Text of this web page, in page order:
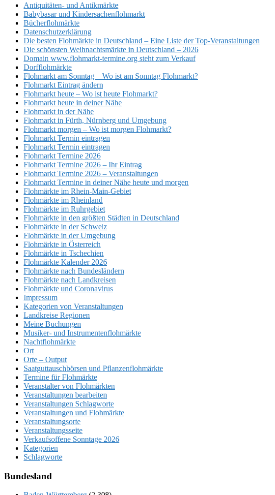
Antiquitäten- und Antikmärkte
Babybasar und Kindersachenflohmarkt
Bücherflohmärkte
Datenschutzerklärung
Die besten Flohmärkte in Deutschland – Eine Liste der Top-Veranstaltungen
Die schönsten Weihnachtsmärkte in Deutschland – 2026
Domain www.flohmarkt-termine.org steht zum Verkauf
Dorfflohmärkte
Flohmarkt am Sonntag – Wo ist am Sonntag Flohmarkt?
Flohmarkt Eintrag ändern
Flohmarkt heute – Wo ist heute Flohmarkt?
Flohmarkt heute in deiner Nähe
Flohmarkt in der Nähe
Flohmarkt in Fürth, Nürnberg und Umgebung
Flohmarkt morgen – Wo ist morgen Flohmarkt?
Flohmarkt Termin eintragen
Flohmarkt Termin eintragen
Flohmarkt Termine 2026
Flohmarkt Termine 2026 – Ihr Eintrag
Flohmarkt Termine 2026 – Veranstaltungen
Flohmarkt Termine in deiner Nähe heute und morgen
Flohmärkte im Rhein-Main-Gebiet
Flohmärkte im Rheinland
Flohmärkte im Ruhrgebiet
Flohmärkte in den größten Städten in Deutschland
Flohmärkte in der Schweiz
Flohmärkte in der Umgebung
Flohmärkte in Österreich
Flohmärkte in Tschechien
Flohmärkte Kalender 2026
Flohmärkte nach Bundesländern
Flohmärkte nach Landkreisen
Flohmärkte und Coronavirus
Impressum
Kategorien von Veranstaltungen
Landkreise Regionen
Meine Buchungen
Musiker- und Instrumentenflohmärkte
Nachtflohmärkte
Ort
Orte – Output
Saatguttauschbörsen und Pflanzenflohmärkte
Termine für Flohmärkte
Veranstalter von Flohmärkten
Veranstaltungen bearbeiten
Veranstaltungen Schlagworte
Veranstaltungen und Flohmärkte
Veranstaltungsorte
Veranstaltungsseite
Verkaufsoffene Sonntage 2026
Kategorien
Schlagworte
Bundesland